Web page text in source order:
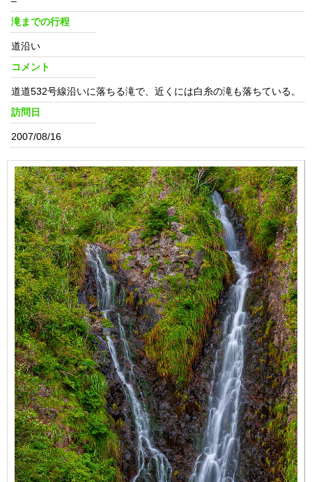
滝までの行程
道沿い
コメント
道道532号線沿いに落ちる滝で、近くには白糸の滝も落ちている。
訪問日
2007/08/16